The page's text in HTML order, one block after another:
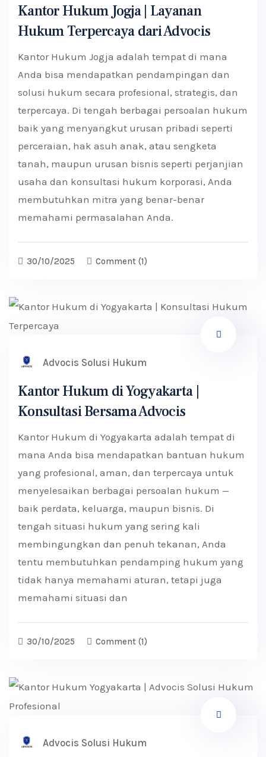
Kantor Hukum Jogja | Layanan
Hukum Terpercaya dari Advocis
Kantor Hukum Jogja adalah tempat di mana
Anda bisa mendapatkan pendampingan dan
solusi hukum secara profesional, strategis, dan
terpercaya. Di tengah berbagai persoalan hukum
baik yang menyangkut urusan pribadi seperti
perceraian, hak asuh anak, atau sengketa
tanah, maupun urusan bisnis seperti perjanjian
usaha dan konsultasi hukum korporasi, Anda
membutuhkan mitra yang benar-benar
memahami permasalahan Anda.
30/10/2025 Comment (1)
Advocis Solusi Hukum
Kantor Hukum di Yogyakarta |
Konsultasi Bersama Advocis
Kantor Hukum di Yogyakarta adalah tempat di
mana Anda bisa mendapatkan bantuan hukum
yang profesional, aman, dan terpercaya untuk
menyelesaikan berbagai persoalan hukum —
baik perdata, keluarga, maupun bisnis. Di
tengah situasi hukum yang sering kali
membingungkan dan penuh tekanan, Anda
tentu membutuhkan pendamping hukum yang
tidak hanya memahami aturan, tetapi juga
memahami situasi dan
30/10/2025 Comment (1)
Advocis Solusi Hukum